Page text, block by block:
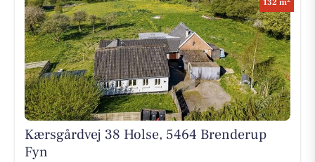
132 m
Kærsgårdvej 38 Holse, 5464 Brenderup
Fyn